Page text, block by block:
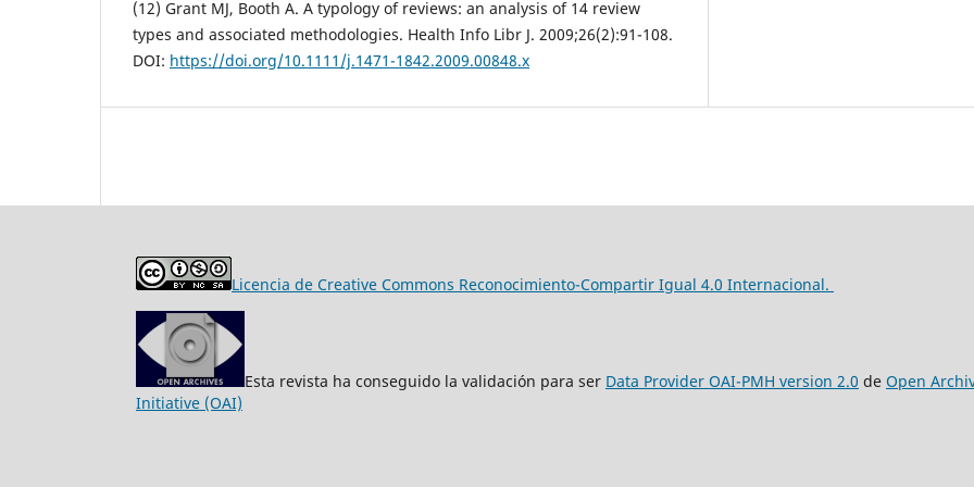
(12) Grant MJ, Booth A. A typology of reviews: an analysis of 14 review
types and associated methodologies. Health Info Libr J. 2009;26(2):91-108.
DOI: https://doi.org/10.1111/j.1471-1842.2009.00848.x
Licencia de Creative Commons Reconocimiento-Compartir Igual 4.0 Internacional.
Esta revista ha conseguido la validación para ser Data Provider OAI-PMH version 2.0 de Open
Initiative (OAI)